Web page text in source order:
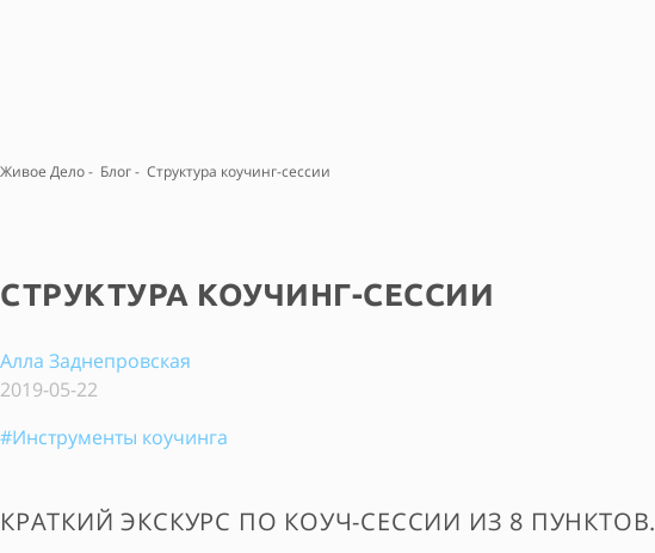
Живое Дело- Блог- Структура коучинг-сессии
СТРУКТУРА КОУЧИНГ-СЕССИИ
Алла Заднепровская
2019-05-22
#Инструменты коучинга
КРАТКИЙ ЭКСКУРС ПО КОУЧ-СЕССИИ ИЗ 8 ПУНКТОВ.